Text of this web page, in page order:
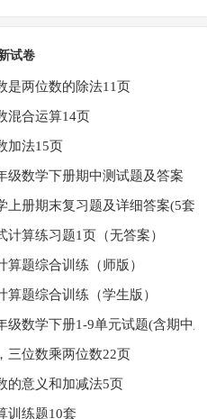
试卷
是两位数的除法11页
混合运算14页
加法15页
级数学下册期中测试题及答案
上册期末复习题及详细答案(5套)
计算练习题1页（无答案）
算题综合训练（师版）
算题综合训练（学生版）
级数学下册1-9单元试题(含期中及
三位数乘两位数22页
的意义和加减法5页
训练题10套